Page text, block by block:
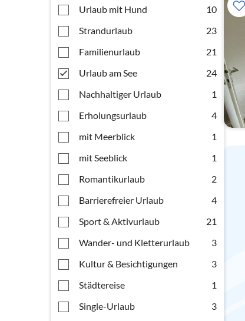
Urlaub mit Hund
10
Strandurlaub
23
Familienurlaub
21
Urlaub am See
24
Nachhaltiger Urlaub
1
Erholungsurlaub
4
mit Meerblick
1
mit Seeblick
1
Romantikurlaub
2
Barrierefreier Urlaub
4
Sport & Aktivurlaub
21
Wander- und Kletterurlaub
3
Kultur & Besichtigungen
3
Städtereise
1
Single-Urlaub
3